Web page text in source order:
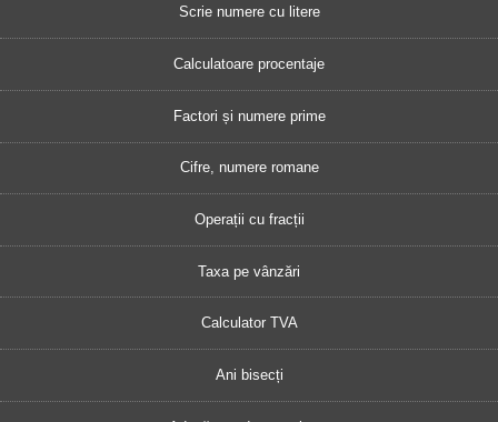
Scrie numere cu litere
Calculatoare procentaje
Factori și numere prime
Cifre, numere romane
Operații cu fracții
Taxa pe vânzări
Calculator TVA
Ani bisecți